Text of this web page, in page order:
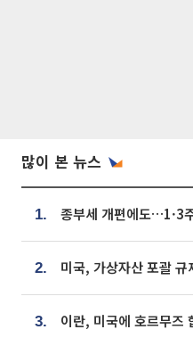
많이 본 뉴스
1.
2.
3.